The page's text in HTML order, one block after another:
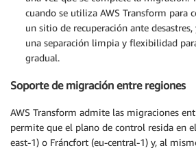
cuando se utiliza AWS Transform para
un sitio de recuperación ante
una separación limpia y flexibilidad
gradual.
Soporte de migración entre regiones
AWS Transform admite las migraciones
permite que el plano de control resida en
east-1) o Fráncfort (eu-central-1) y, al